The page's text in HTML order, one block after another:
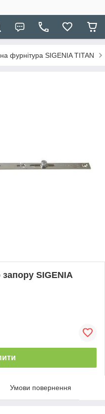
фурнітура SIGENIA TITAN
SIGENIA
Умови повернення